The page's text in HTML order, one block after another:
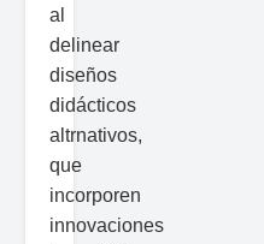
al
delinear
diseños
didácticos
altrnativos,
que
incorporen
innovaciones